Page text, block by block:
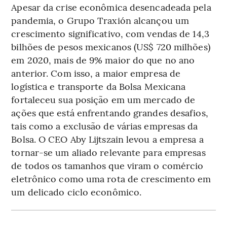
Apesar da crise econômica desencadeada pela
pandemia, o Grupo Traxión alcançou um
crescimento significativo, com vendas de 14,3
bilhões de pesos mexicanos (US$ 720 milhões)
em 2020, mais de 9% maior do que no ano
anterior. Com isso, a maior empresa de
logística e transporte da Bolsa Mexicana
fortaleceu sua posição em um mercado de
ações que está enfrentando grandes desafios,
tais como a exclusão de várias empresas da
Bolsa. O CEO Aby Lijtszain levou a empresa a
tornar-se um aliado relevante para empresas
de todos os tamanhos que viram o comércio
eletrônico como uma rota de crescimento em
um delicado ciclo econômico.